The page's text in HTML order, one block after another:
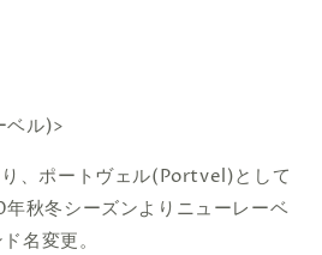
ベル)>
、ポートヴェル(Portvel)として
秋冬シーズンよりニューレーベ
名変更。